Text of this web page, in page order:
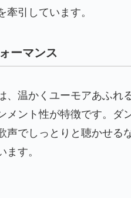
牽引しています。
ーマンス
、温かくユーモアあふれ
メント性が特徴です。ダ
声でしっとりと聴かせ
ます。